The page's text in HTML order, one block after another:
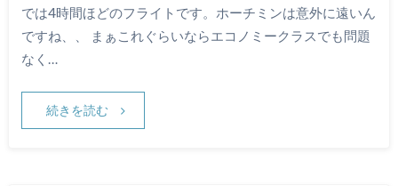
では4時間ほどのフライトです。ホーチミンは意外に遠いん
ですね、、 まぁこれぐらいならエコノミークラスでも問題
なく…
続きを読む